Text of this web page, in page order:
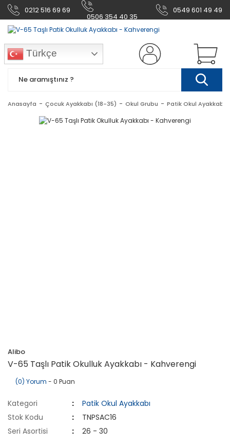
0212 516 69 69
0506 354 40 35
0549 601 49 49
Türkçe
Anasayfa Çocuk Ayakkabı (18-35) Okul Grubu Patik Okul Ayakkabı
Alibo
V-65 Taşlı Patik Okulluk Ayakkabı - Kahverengi
(0) Yorum - 0 Puan
Kategori
Patik Okul Ayakkabı
Stok Kodu
TNPSAC16
Seri Asortisi
26 - 30